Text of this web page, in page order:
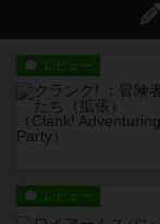
レビュー
レビュー